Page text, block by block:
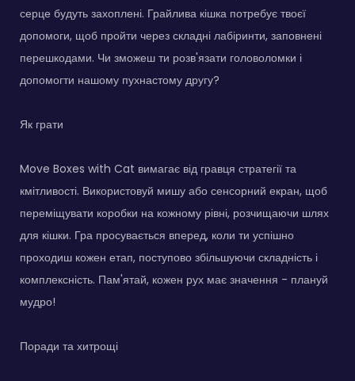
серце будуть захоплені. Грайлива кішка потребує твоєї
допомоги, щоб пройти через складні лабіринти, заповнені
перешкодами. Чи зможеш ти розв'язати головоломки і
допомогти нашому пухнастому другу?
Як грати
Move Boxes with Cat вимагає від гравця стратегії та
кмітливості. Використовуй мишу або сенсорний екран, щоб
переміщувати коробки на кожному рівні, розчищаючи шлях
для кішки. Гра просувається вперед, коли ти успішно
проходиш кожен етап, поступово збільшуючи складність і
комплексність. Пам'ятай, кожен рух має значення - плануй
мудро!
Поради та хитрощі